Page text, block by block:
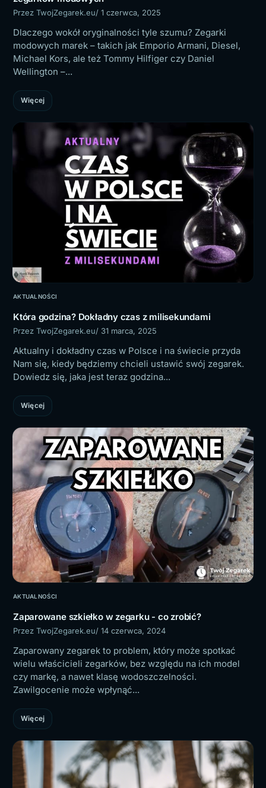
Przez TwojZegarek.eu/ 1 czerwca, 2025
Dlaczego wokół oryginalności tyle szumu? Zegarki
modowych marek – takich jak Emporio Armani, Diesel,
Michael Kors, ale też Tommy Hilfiger czy Daniel
Wellington –...
Więcej
AKTUALNOŚCI
Która godzina? Dokładny czas z milisekundami
Przez TwojZegarek.eu/ 31 marca, 2025
Aktualny i dokładny czas w Polsce i na świecie przyda
Nam się, kiedy będziemy chcieli ustawić swój zegarek.
Dowiedz się, jaka jest teraz godzina...
Więcej
AKTUALNOŚCI
Zaparowane szkiełko w zegarku - co zrobić?
Przez TwojZegarek.eu/ 14 czerwca, 2024
Zaparowany zegarek to problem, który może spotkać
wielu właścicieli zegarków, bez względu na ich model
czy markę, a nawet klasę wodoszczelności.
Zawilgocenie może wpłynąć...
Więcej